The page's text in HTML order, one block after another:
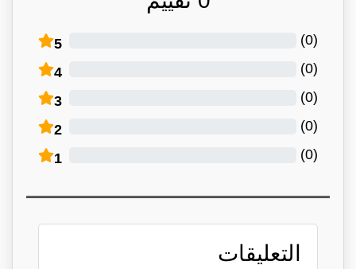
5 (
0
)
4 (
0
)
3 (
0
)
2 (
0
)
1 (
0
)
التعليقات